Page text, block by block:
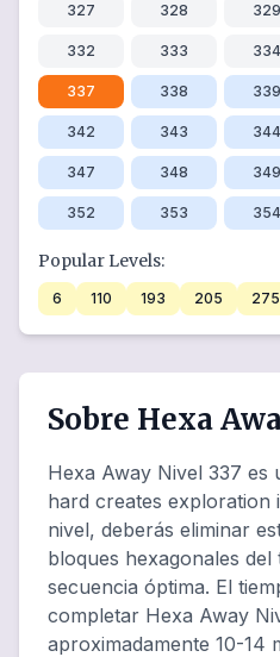
327 328 329
332 333 334
337 338 339
342 343 344
347 348 349
352 353 354
Popular Levels:
6 110 193 205 275
Sobre Hexa
Hexa Away Nivel 337 es
hard creates exploration
nivel, deberás eliminar
bloques hexagonales
secuencia óptima. El
completar Hexa Away
aproximadamente 10-14